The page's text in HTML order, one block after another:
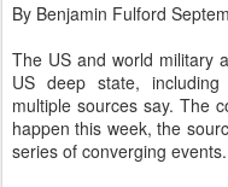
By Benjamin Fulford
The US and world military
US deep state, including
multiple sources say. The
happen this week, the
series of converging events.